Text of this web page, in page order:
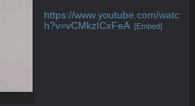
https://www.youtube.com/watc
h?v=vCMkzICxFeA [Embed]